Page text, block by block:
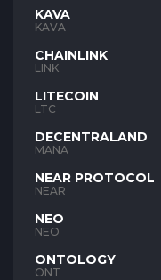
KAVA
KAVA
CHAINLINK
LINK
LITECOIN
LTC
DECENTRALAND
MANA
NEAR PROTOCOL
NEAR
NEO
NEO
ONTOLOGY
ONT